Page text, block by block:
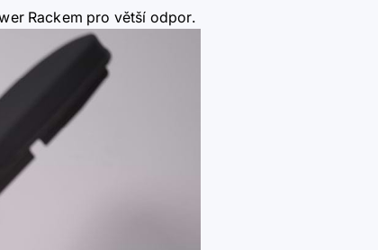
Rackem pro větší odpor.